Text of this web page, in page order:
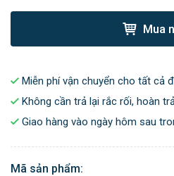
Mua
Miễn phí vận chuyển cho tất cả
Không cần trả lại rắc rối, hoàn
Giao hàng vào ngày hôm sau
Mã sản phẩm: